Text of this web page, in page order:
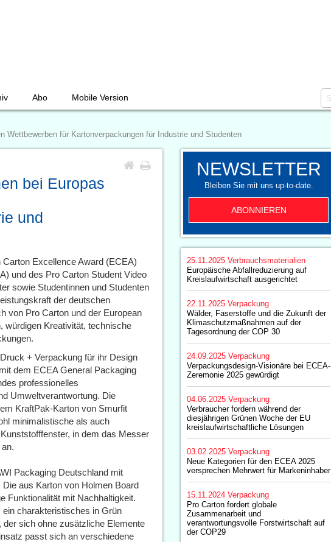
Abo Mobile Version
Wettbewerben für Kartonverpackungen für Industrie und Studenten
bei Europas
und
Excellence Award (ECEA)
und des Pro Carton Student Video
sowie Studentinnen und Studenten
der deutschen
von Pro Carton und der European
würdigen Kreativität, technische
+ Verpackung für ihr Design
dem ECEA General Packaging
professionelles
Umweltverantwortung. Die
KraftPak-Karton von Smurfit
minimalistische als auch
in dem das Messer
Packaging Deutschland mit
aus Karton von Holmen Board
Funktionalität mit Nachhaltigkeit.
charakteristisches in Grün
sich ohne zusätzliche Elemente
passt sich an verschiedene
NEWSLETTER
Bleiben Sie mit uns up-to-date.
ABONNIEREN
25.11.2025 Verbrauchsmaterialien
Europäische Abfallreduzierung auf
Kreislaufwirtschaft ausgerichtet
22.11.2025 Verpackung
Wälder, Faserstoffe und die Zukunft der
Klimaschutzmaßnahmen auf der
Tagesordnung der COP 30
24.09.2025 Verpackung
Verpackungsdesign-Visionäre bei ECEA-
Zeremonie 2025 gewürdigt
04.06.2025 Verpackung
Verbraucher fordern während der
diesjährigen Grünen Woche der EU
kreislaufwirtschaftliche Lösungen
03.02.2025 Verpackung
Neue Kategorien für den ECEA 2025
versprechen Mehrwert für Markeninhaber
15.11.2024 Verpackung
Pro Carton fordert globale
Zusammenarbeit und
verantwortungsvolle Forstwirtschaft auf
der COP29